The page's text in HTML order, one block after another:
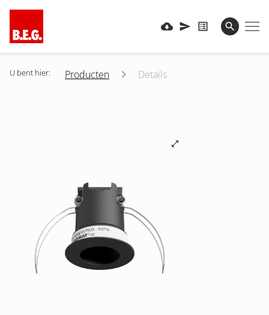
U bent hier: Producten Details